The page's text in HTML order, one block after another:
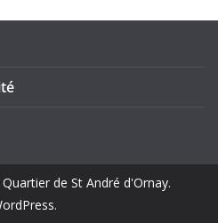
de St André d'Ornay.
.